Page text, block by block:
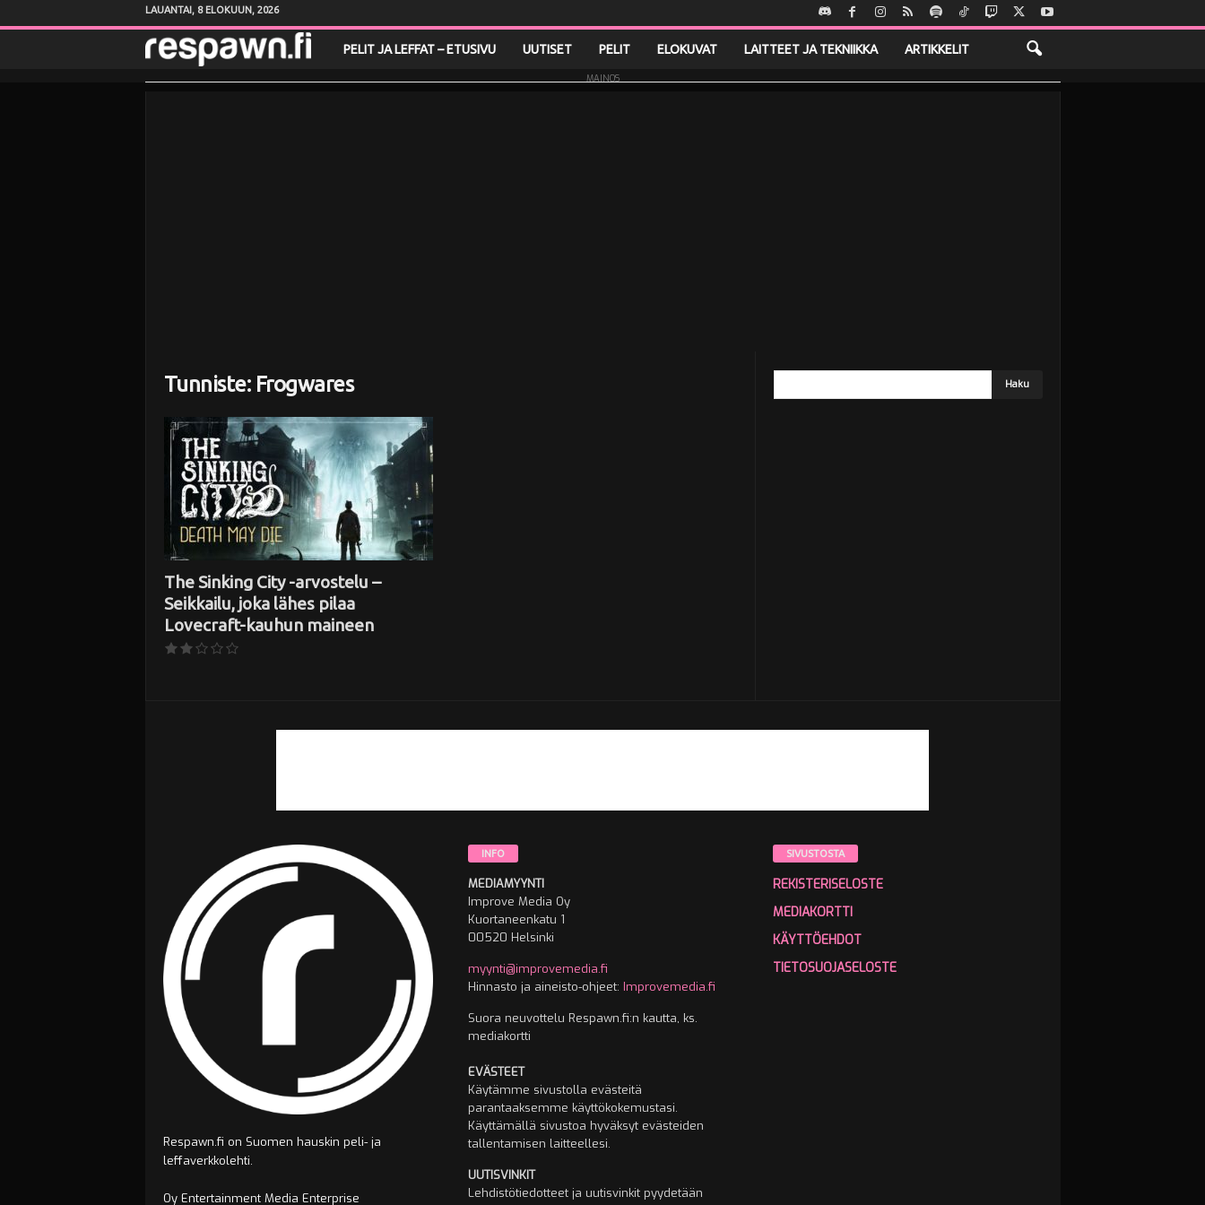
LAUANTAI, 8 ELOKUUN, 2026
e
PELIT JA LEFFAT – ETUSIVU UUTISET PELIT ELOKUVAT LAITTEET JA TEKNIIKKA ARTIKKELIT
MAINOS
Tunniste: Frogwares
The Sinking City -arvostelu –
Seikkailu, joka lähes pilaa
Lovecraft-kauhun maineen
Respawn.fi on Suomen hauskin peli- ja
leffaverkkolehti.
Oy Entertainment Media Enterprise
INFO
MEDIAMYYNTI
Improve Media Oy
Kuortaneenkatu 1
00520 Helsinki
myynti@improvemedia.fi
Hinnasto ja aineisto-ohjeet: Improvemedia.fi
Suora neuvottelu Respawn.fi:n kautta, ks.
mediakortti
EVÄSTEET
Käytämme sivustolla evästeitä
parantaaksemme käyttökokemustasi.
Käyttämällä sivustoa hyväksyt evästeiden
tallentamisen laitteellesi.
UUTISVINKIT
Lehdistötiedotteet ja uutisvinkit pyydetään
SIVUSTOSTA
REKISTERISELOSTE
MEDIAKORTTI
KÄYTTÖEHDOT
TIETOSUOJASELOSTE